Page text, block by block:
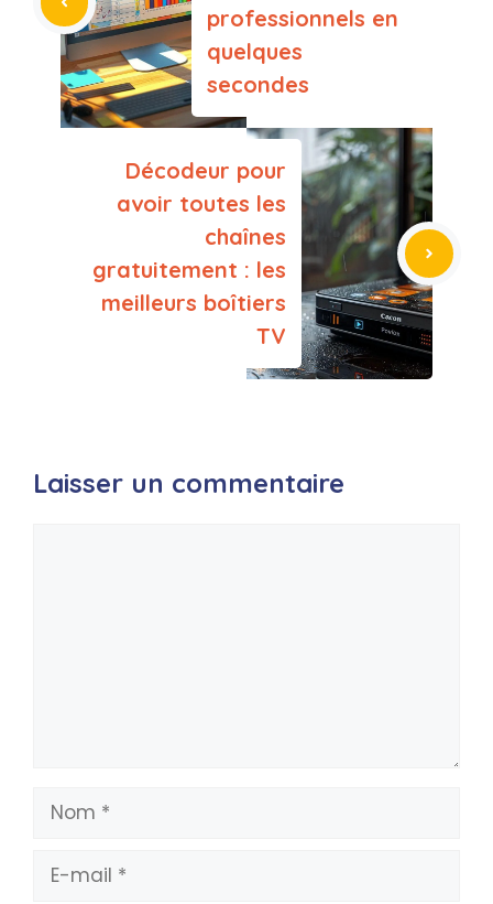
professionnels en
quelques
secondes
Décodeur pour
avoir toutes les
chaînes
gratuitement : les
meilleurs boîtiers
TV
Laisser un commentaire
Nom
mail